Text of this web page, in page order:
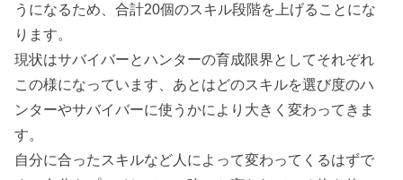
うになるため、合計20個のスキル段階を上げることにな
ります。
現状はサバイバーとハンターの育成限界としてそれぞれ
この様になっています、あとはどのスキルを選び度のハ
ンターやサバイバーに使うかにより大きく変わってきま
す。
自分に合ったスキルなど人によって変わってくるはずで